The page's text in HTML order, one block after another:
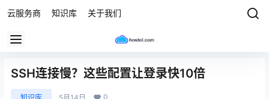
云服务商 知识库 关于我们
SSH连接慢？这些配置让登录快10倍
0